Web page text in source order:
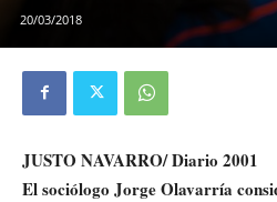
20/03/2018
JUSTO NAVARRO/ Diario 2001
El sociólogo Jorge Olavarría